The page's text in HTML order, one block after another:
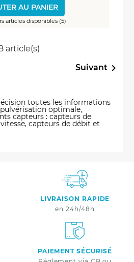
AU PANIER
articles disponibles (5)
article(s)
Suivant
toutes les informations
optimale,
capteurs : capteurs de
capteurs de débit et
LIVRAISON RAPIDE
en 24h/48h
PAIEMENT SÉCURISÉ